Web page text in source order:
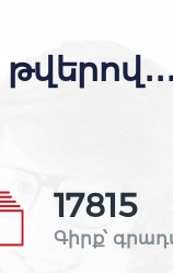
17907
Գիրք՝